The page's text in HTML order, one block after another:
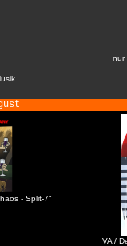
nur
- Split-7"
VA /